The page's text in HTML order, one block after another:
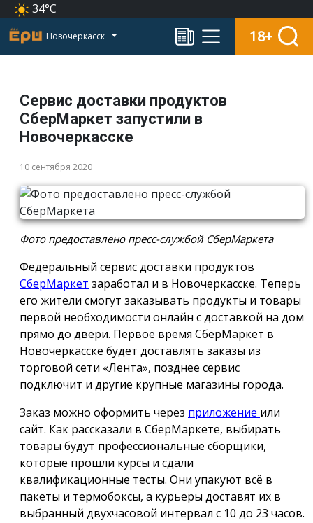
34°C
Новочеркасск 18+
Сервис доставки продуктов
СберМаркет запустили в
Новочеркасске
10 сентября 2020
Фото предоставлено пресс-службой СберМаркета
Федеральный сервис доставки продуктов
СберМаркет заработал и в Новочеркасске. Теперь
его жители смогут заказывать продукты и товары
первой необходимости онлайн с доставкой на дом
прямо до двери. Первое время СберМаркет в
Новочеркасске будет доставлять заказы из
торговой сети «Лента», позднее сервис
подключит и другие крупные магазины города.
Заказ можно оформить через приложение или
сайт. Как рассказали в СберМаркете, выбирать
товары будут профессиональные сборщики,
которые прошли курсы и сдали
квалификационные тесты. Они упакуют всё в
пакеты и термобоксы, а курьеры доставят их в
выбранный двухчасовой интервал с 10 до 23 часов.